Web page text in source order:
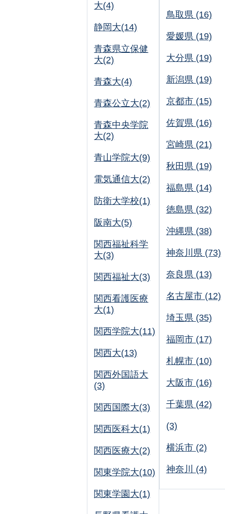
大(4)
静岡大(14)
青森県立保健
大(2)
青森大(4)
青森公立大(2)
青森中央学院
大(2)
青山学院大(9)
電気通信大(2)
防衛大学校(1)
阪南大(5)
関西福祉科学
大(3)
関西福祉大(3)
関西看護医療
大(1)
関西学院大(11)
関西大(13)
関西外国語大
(3)
関西国際大(3)
関西医科大(1)
関西医療大(2)
関東学院大(10)
関東学園大(1)
鳥取県 (16)
愛媛県 (19)
大分県 (19)
新潟県 (19)
京都市 (15)
佐賀県 (16)
宮崎県 (21)
秋田県 (19)
福島県 (14)
徳島県 (32)
沖縄県 (38)
神奈川県 (73)
奈良県 (13)
名古屋市 (12)
埼玉県 (35)
福岡市 (17)
札幌市 (10)
大阪市 (16)
千葉県 (42)
(3)
横浜市 (2)
神奈川 (4)